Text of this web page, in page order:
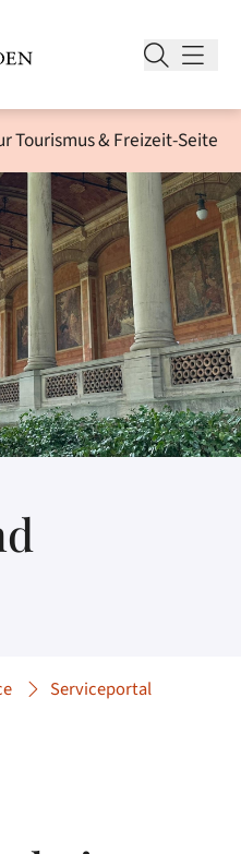
Tourismus & Freizeit-Seite
Serviceportal